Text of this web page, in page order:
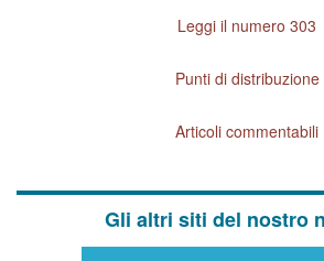
Leggi il numero 303
Punti di distribuzione
Articoli commentabili
Gli altri siti del nostro